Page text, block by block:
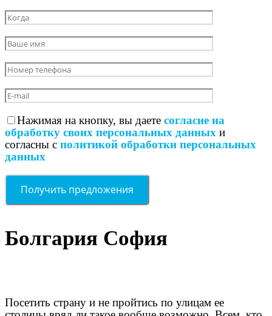
Нажимая на кнопку, вы даете согласие на
обработку своих персональных данных и
согласны с политикой обработки персональных
данных
Болгария София
Посетить страну и не пройтись по улицам ее